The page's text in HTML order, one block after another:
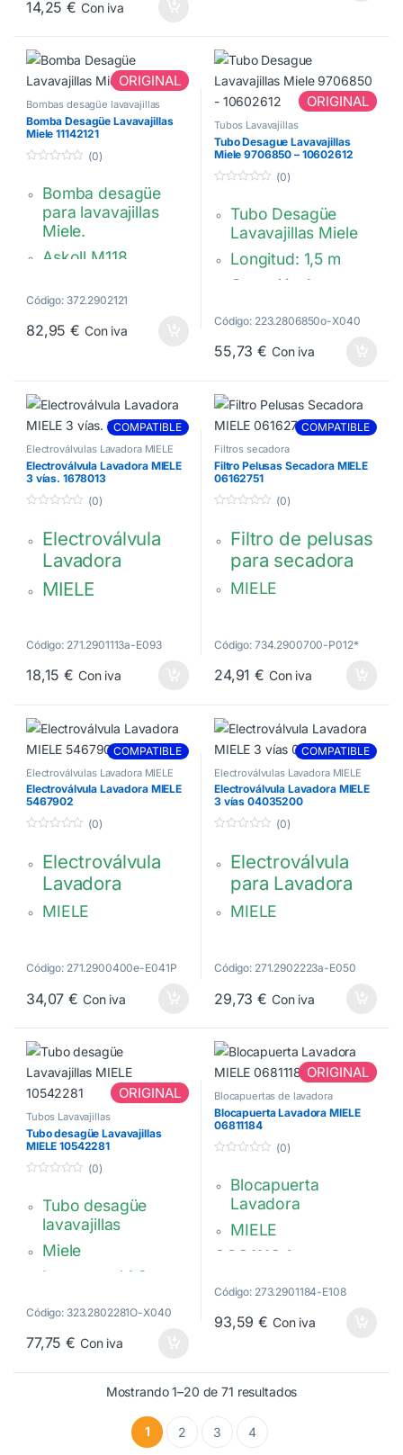
14,25€ Con iva
280mm Agujero:
8mm
Miele : 4500826,
4500823,
4500820, 4151285
BOSCH: 107654 ,
ORIGINAL
Bombas desagüe lavavajillas
Bomba Desagüe Lavavajillas
Miele 11142121
e
(0)
Bomba desagüe
para lavavajillas
Miele.
Askoll M118.
Conexión trasera.
11142121
y la reducción de residuos,
Miele ha prescindido
parcialmente del embalaje
individual
Código: 372.2902121
82,95€ Con iva
ORIGINAL
Tubos Lavavajillas
Tubo Desague Lavavajillas
Miele 9706850 – 10602612
e
(0)
Tubo Desagüe
Lavavajillas Miele
Longitud: 1,5 m
Conexión 1
cm
Conexión 2
10602612,
9706850
Código: 223.2806850o-X040
55,73€ Con iva
COMPATIBLE
Electroválvulas Lavadora MIELE
Electroválvula Lavadora MIELE
3 vías. 1678013
e
5
(0)
Electroválvula
Lavadora
MIELE
1678013,
01678013
Código: 271.2901113a-E093
18,15€ Con iva
COMPATIBLE
Filtros secadora
Filtro Pelusas Secadora MIELE
06162751
e
5
(0)
Filtro de pelusas
para secadora
MIELE
izquierdo
Grabado en pieza
1 Unidad
Código original:
06162751
Código: 734.2900700-P012*
24,91€ Con iva
COMPATIBLE
Electroválvulas Lavadora MIELE
Electroválvula Lavadora MIELE
5467902
e
(0)
Electroválvula
Lavadora
MIELE
05467902,
Código: 271.2900400e-E041P
34,07€ Con iva
COMPATIBLE
Electroválvulas Lavadora MIELE
Electroválvula Lavadora MIELE
3 vías 04035200
e
(0)
Electroválvula
para Lavadora
MIELE
6 Pines de
04035200,
Código: 271.2902223a-E050
29,73€ Con iva
ORIGINAL
Tubos Lavavajillas
Tubo desagüe Lavavajillas
MIELE 10542281
e
(0)
Tubo desagüe
lavavajillas
Miele
Largo total 1,8 m
2,1 cm, 2,2 cm
10542280,
10542281-
09535430
Código: 323.2802281O-X040
77,75€ Con iva
ORIGINAL
Blocapuertas de lavadora
Blocapuerta Lavadora MIELE
06811184
e
(0)
Blocapuerta
Lavadora
MIELE
06811184 –
04842085 –
4842085
Código: 273.2901184-E108
93,59€ Con iva
Mostrando 1–20 de 71 resultadosOrdenado por
1 2 3 4